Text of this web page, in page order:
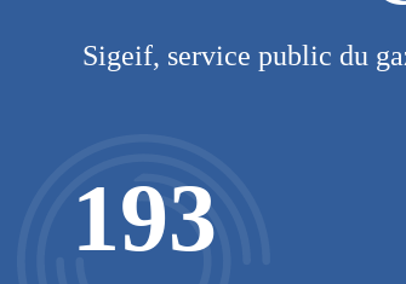
Sigeif, service public du
193